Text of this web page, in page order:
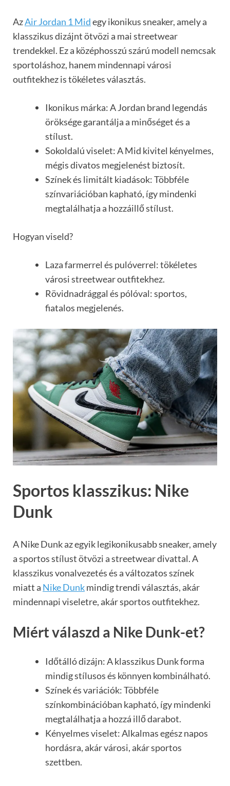
AzAir Jordan 1 Midegy ikonikus sneaker, amely a
klasszikus dizájnt ötvözi a mai streetwear
trendekkel. Ez a középhosszú szárú modell nemcsak
sportoláshoz, hanem mindennapi városi
outfitekhez is tökéletes választás.
Ikonikus márka: A Jordan brand legendás
öröksége garantálja a minőséget és a
stílust.
Sokoldalú viselet: A Mid kivitel kényelmes,
mégis divatos megjelenést biztosít.
Színek és limitált kiadások: Többféle
színvariációban kapható, így mindenki
megtalálhatja a hozzáillő stílust.
Hogyan viseld?
Laza farmerrel és pulóverrel: tökéletes
városi streetwear outfitekhez.
Rövidnadrággal és pólóval: sportos,
fiatalos megjelenés.
Sportos klasszikus: Nike
Dunk
A Nike Dunk az egyik legikonikusabb sneaker, amely
a sportos stílust ötvözi a streetwear divattal. A
klasszikus vonalvezetés és a változatos színek
miatt a Nike Dunkmindig trendi választás, akár
mindennapi viseletre, akár sportos outfitekhez.
Miért válaszd a Nike Dunk-et?
Időtálló dizájn: A klasszikus Dunk forma
mindig stílusos és könnyen kombinálható.
Színek és variációk: Többféle
színkombinációban kapható, így mindenki
megtalálhatja a hozzá illő darabot.
Kényelmes viselet: Alkalmas egész napos
hordásra, akár városi, akár sportos
szettben.